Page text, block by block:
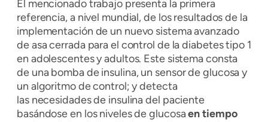
El mencionado trabajo presenta la primera
referencia, a nivel mundial, de los resultados de la
implementación de un nuevo sistema avanzado
de asa cerrada para el control de la diabetes tipo 1
en adolescentes y adultos. Este sistema consta
de una bomba de insulina, un sensor de glucosa y
un algoritmo de control; y detecta
las necesidades de insulina del paciente
basándose en los niveles de glucosaen tiempo